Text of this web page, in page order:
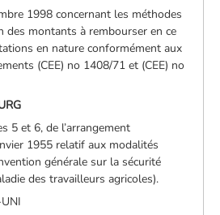
1998 concernant les méthodes
des montants à rembourser en ce
en nature conformément aux
(CEE) no 1408/71 et (CEE) no
5 et 6, de l’arrangement
1955 relatif aux modalités
générale sur la sécurité
des travailleurs agricoles).